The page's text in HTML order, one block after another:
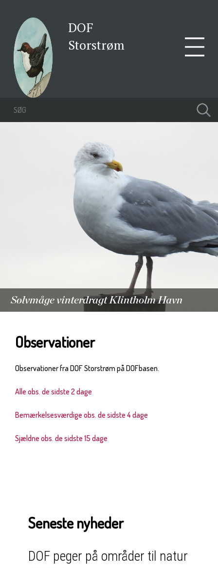
DOF
Storstrøm
Sølvmåge vinterdragt Klintholm Havn
Observationer
Observationer fra DOF Storstrøm på DOFbasen.
Alle obs. de sidste 2 dage
Bemærkelsesværdige obs. de sidste 4 dage
Sjældne obs. de sidste 15 dage
Seneste nyheder
DOF peger på områder til natur